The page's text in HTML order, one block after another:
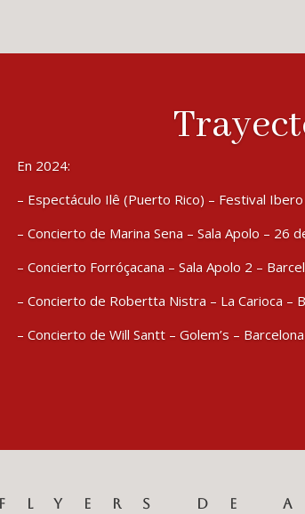
En 2024:
– Espectáculo Ilê (Puerto Rico) – Festival
– Concierto de Marina Sena – Sala Apolo – 26
– Concierto Forróçacana – Sala Apolo 2 –
– Concierto de Robertta Nistra – La Carioca –
– Concierto de Will Santt – Golem’s –
FLYERS DE